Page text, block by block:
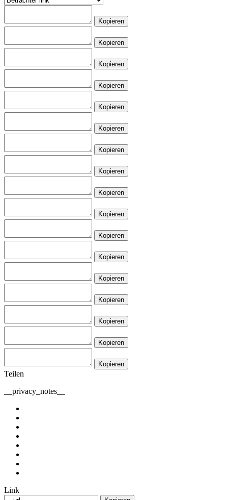
Kopieren
Kopieren
Kopieren
Kopieren
Kopieren
Kopieren
Kopieren
Kopieren
Kopieren
Kopieren
Kopieren
Kopieren
Kopieren
Kopieren
Kopieren
Kopieren
Kopieren
Teilen
__privacy_notes__
Link